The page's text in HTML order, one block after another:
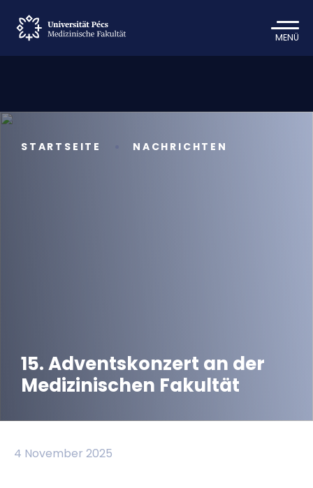
MENÜ
STARTSEITE NACHRICHTEN
15. Adventskonzert an der
Medizinischen Fakultät
4 November 2025